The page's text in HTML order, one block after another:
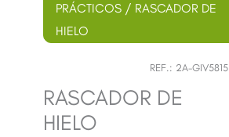
PRÁCTICOS / RASCADOR DE
HIELO
REF.: 2A-GIV5815
RASCADOR DE
HIELO